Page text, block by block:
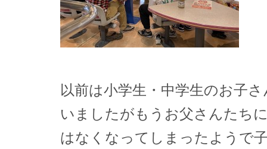
以前は小学生・中学生のお子
いましたがもうお父さんたち
はなくなってしまったようで